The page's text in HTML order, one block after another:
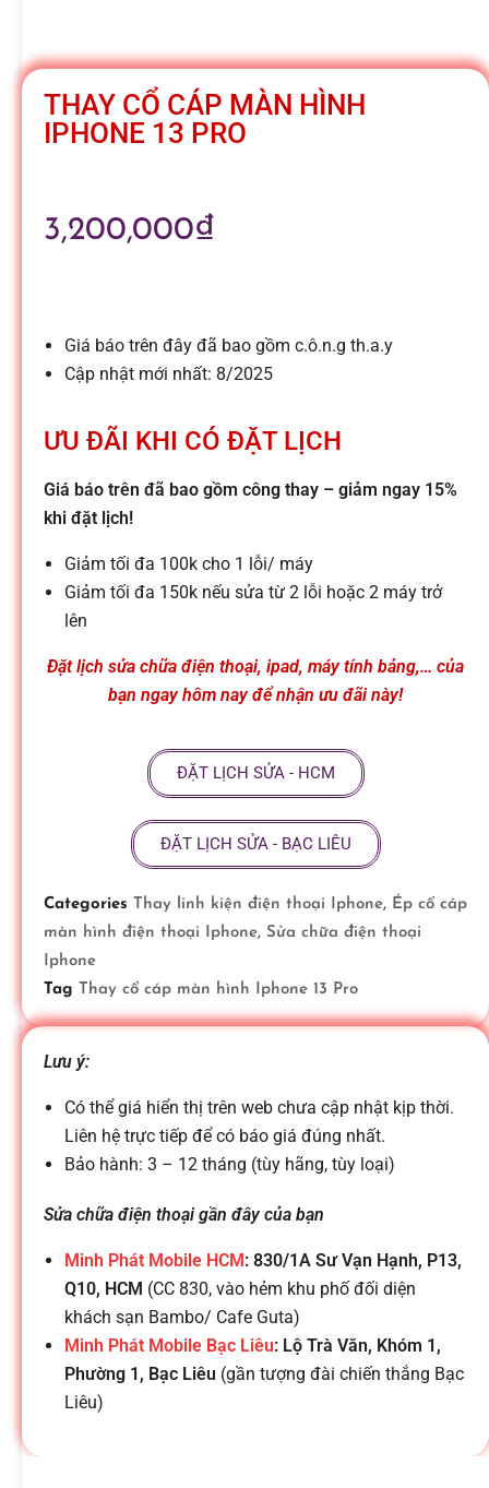
b
i
l
e
-
S
ử
a
c
h
i
ệ
n
t
h
o
ạ
i
d
THAY CỔ CÁP MÀN HÌNH
IPHONE 13 PRO
3,200,000₫
Giá báo trên đây đã bao gồm c.ô.n.g th.a.y
Cập nhật mới nhất: 8/2025
ƯU ĐÃI KHI CÓ ĐẶT LỊCH
Giá báo trên đã bao gồm công thay – giảm ngay 15%
khi đặt lịch!
Giảm tối đa 100k cho 1 lỗi/ máy
Giảm tối đa 150k nếu sửa từ 2 lỗi hoặc 2 máy trở
lên
Đặt lịch sửa chữa điện thoại, ipad, máy tính bảng,… của
bạn ngay hôm nay để nhận ưu đãi này!
ĐẶT LỊCH SỬA - HCM
ĐẶT LỊCH SỬA - BẠC LIÊU
Categories Thay linh kiện điện thoại Iphone, Ép cổ cáp
màn hình điện thoại Iphone, Sửa chữa điện thoại
Iphone
Tag Thay cổ cáp màn hình Iphone 13 Pro
Lưu ý:
Có thể giá hiển thị trên web chưa cập nhật kịp thời.
Liên hệ trực tiếp để có báo giá đúng nhất.
Bảo hành: 3 – 12 tháng (tùy hãng, tùy loại)
Sửa chữa điện thoại gần đây của bạn
Minh Phát Mobile HCM: 830/1A Sư Vạn Hạnh, P13,
Q10, HCM (CC 830, vào hẻm khu phố đối diện
khách sạn Bambo/ Cafe Guta)
Minh Phát Mobile Bạc Liêu: Lộ Trà Văn, Khóm 1,
Phường 1, Bạc Liêu (gần tượng đài chiến thắng Bạc
Liêu)